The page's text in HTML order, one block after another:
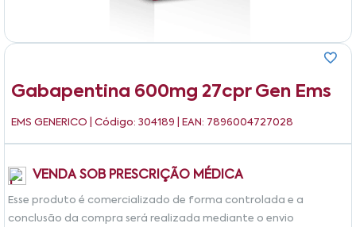
Gabapentina 600mg 27cpr Gen Ems
EMS GENERICO | Código: 304189 | EAN: 7896004727028
VENDA SOB PRESCRIÇÃO MÉDICA
Esse produto é comercializado de forma controlada e a
conclusão da compra será realizada mediante o envio